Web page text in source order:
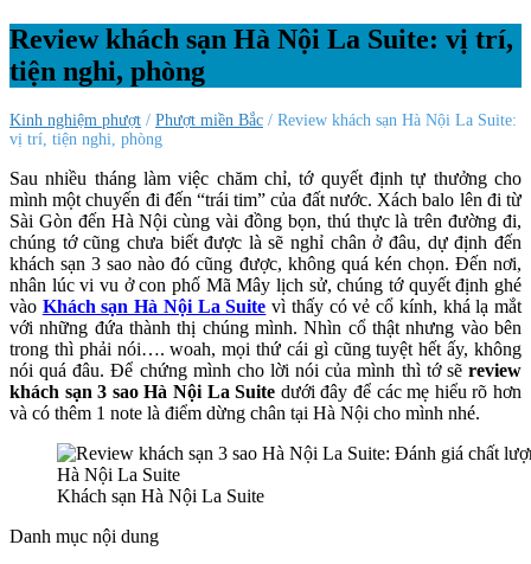
Review khách sạn Hà Nội La Suite: vị trí,
tiện nghi, phòng
Kinh nghiệm phượt / Phượt miền Bắc / Review khách sạn Hà Nội La Suite:
vị trí, tiện nghi, phòng
Sau nhiều tháng làm việc chăm chỉ, tớ quyết định tự thưởng cho
mình một chuyến đi đến “trái tim” của đất nước. Xách balo lên đi từ
Sài Gòn đến Hà Nội cùng vài đồng bọn, thú thực là trên đường đi,
chúng tớ cũng chưa biết được là sẽ nghỉ chân ở đâu, dự định đến
khách sạn 3 sao nào đó cũng được, không quá kén chọn. Đến nơi,
nhân lúc vi vu ởcon phố Mã Mây lịch sử, chúng tớ quyết định ghé
vào Khách sạn Hà Nội La Suite vì thấy có vẻ cổ kính, khá lạ mắt
với những đứa thành thị chúng mình. Nhìn cổ thật nhưng vào bên
trong thì phải nói…. woah, mọi thứ cái gì cũng tuyệt hết ấy, không
nói quá đâu. Để chứng mình cho lời nói của mình thì tớ sẽ review
khách sạn 3 sao Hà Nội La Suite dưới đây để các mẹ hiểu rõ hơn
và có thêm 1 note là điểm dừng chân tại Hà Nội cho mình nhé.
Khách sạn Hà Nội La Suite
Danh mục nội dung